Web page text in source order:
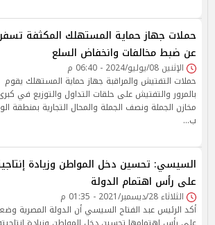
حملات جهاز حماية المستهلك المكثفة تسفر
عن ضبط مخالفات وانخفاض السلع
الإثنين 08/يوليو/2024 - 06:40 م
حملات التفتيش والمراقبة جهاز حماية المستهلك يقوم
بالمرور والتفتيش على حلقات التداول والتوزيع في
مخازن الجملة ونصف الجملة والمحال التجارية بمنطقة
ب…
السيسي: تحسين دخل المواطن وزيادة
على رأس اهتمام الدولة
الثلاثاء 28/ديسمبر/2021 - 01:35 م
أكد الرئيس عبد الفتاح السيسي أن الدولة المصرية